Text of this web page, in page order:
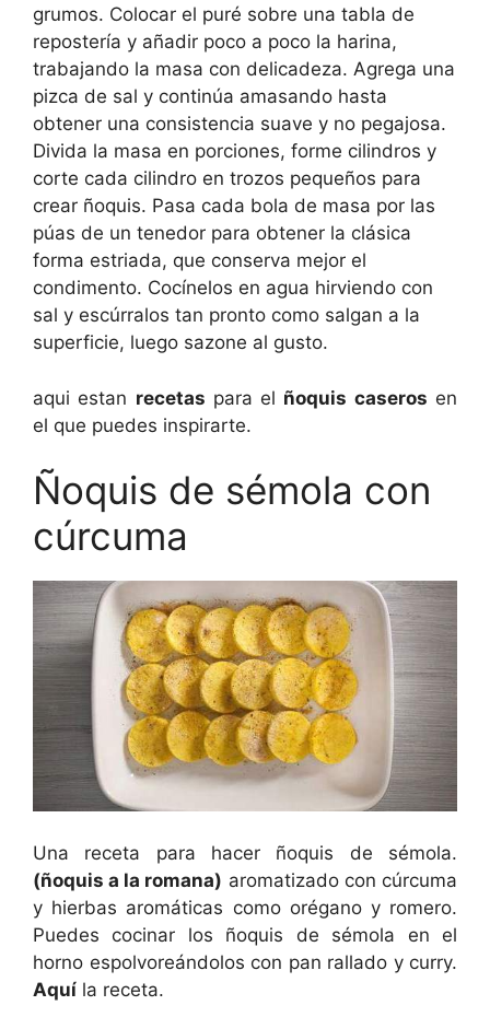
grumos. Colocar el puré sobre una tabla de
repostería y añadir poco a poco la harina,
trabajando la masa con delicadeza. Agrega una
pizca de sal y continúa amasando hasta
obtener una consistencia suave y no pegajosa.
Divida la masa en porciones, forme cilindros y
corte cada cilindro en trozos pequeños para
crear ñoquis. Pasa cada bola de masa por las
púas de un tenedor para obtener la clásica
forma estriada, que conserva mejor el
condimento. Cocínelos en agua hirviendo con
sal y escúrralos tan pronto como salgan a la
superficie, luego sazone al gusto.
aqui estan recetas para el ñoquis caseros en
el que puedes inspirarte.
Ñoquis de sémola con
cúrcuma
Una receta para hacer ñoquis de sémola.
(ñoquis a la romana) aromatizado con cúrcuma
y hierbas aromáticas como orégano y romero.
Puedes cocinar los ñoquis de sémola en el
horno espolvoreándolos con pan rallado y curry.
Aquí la receta.